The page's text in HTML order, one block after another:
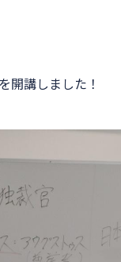
開講しました！